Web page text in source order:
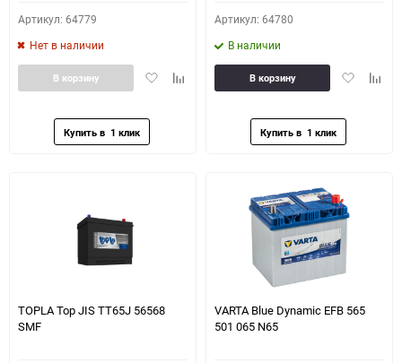
Артикул: 64779
Нет в наличии
ДобавитьДобавить
В корзину
Артикул: 64780
В наличии
Добавить
В корзину
TOPLA Top JIS TT65J 56568
SMF
VARTA Blue Dynamic EFB 565
501 065 N65